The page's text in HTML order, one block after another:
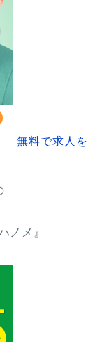
無料で求人を
ノメ』